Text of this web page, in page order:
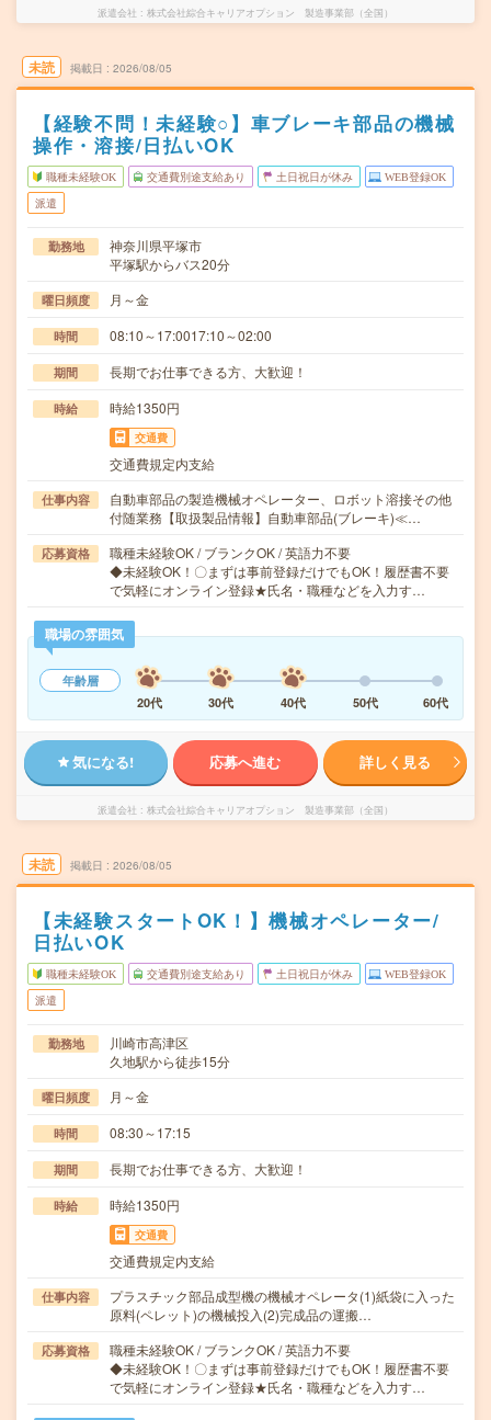
派遣会社 株式会社綜合キャリアオプション 製造事業部（全国）
未読 掲載日 2026/08/05
【経験不問！未経験○】車ブレーキ部品の機械
操作・溶接/日払いOK
職種未経験OK 交通費別途支給あり 土日祝日が休み WEB登録OK
派遣
勤務地
神奈川県平塚市
平塚駅からバス20分
曜日頻度 月～金
時間 08:10～17:0017:10～02:00
期間 長期でお仕事できる方、大歓迎！
時給 時給1350円
交通費
交通費規定内支給
仕事内容
自動車部品の製造機械オペレーター、ロボット溶接その他
付随業務【取扱製品情報】自動車部品(ブレーキ)≪…
応募資格
職種未経験OK / ブランクOK / 英語力不要
◆未経験OK！〇まずは事前登録だけでもOK！履歴書不要
で気軽にオンライン登録★氏名・職種などを入力す…
職場の雰囲気
年齢層
20代
30代 40代 50代 60代
気になる! 応募へ進む 詳しく見る
派遣会社 株式会社綜合キャリアオプション 製造事業部（全国）
未読 掲載日 2026/08/05
【未経験スタートOK！】機械オペレーター/
日払いOK
職種未経験OK 交通費別途支給あり 土日祝日が休み WEB登録OK
派遣
勤務地
川崎市高津区
久地駅から徒歩15分
曜日頻度 月～金
時間 08:30～17:15
期間 長期でお仕事できる方、大歓迎！
時給 時給1350円
交通費
交通費規定内支給
仕事内容
プラスチック部品成型機の機械オペレータ(1)紙袋に入った
原料(ペレット)の機械投入(2)完成品の運搬…
応募資格
職種未経験OK / ブランクOK / 英語力不要
◆未経験OK！〇まずは事前登録だけでもOK！履歴書不要
で気軽にオンライン登録★氏名・職種などを入力す…